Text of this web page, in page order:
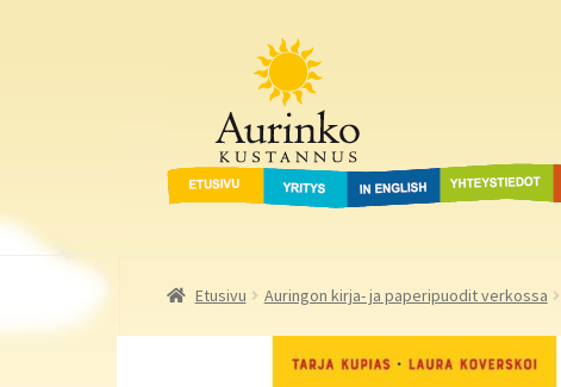
navigointiin
Aurinko Kustannus
Etusivu Yritys In English Yhteystiedot
Etusivu Auringon kirja- ja paperipuodit verkossa